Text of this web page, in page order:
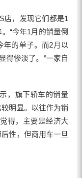
，发现它们都是1
“今年1月的销量倒
年的单子。而2月以
得惨淡了。”一家自
，旗下轿车的销量
明显。以往作为销
得，主要是经济大
性，但商用车一旦